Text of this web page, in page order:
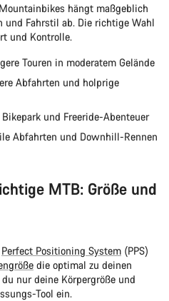
hängt maßgeblich
und Fahrstil ab. Die richtige Wahl
und Kontrolle.
Touren in moderatem Gelände
Abfahrten und holprige
und Freeride-Abenteuer
Abfahrten und Downhill-Rennen
MTB: Größe und
Perfect Positioning System (PPS)
die optimal zu deinen
nur deine Körpergröße und
Tool ein.